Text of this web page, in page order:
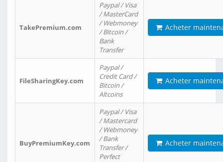
TakePremium.com
Paypal / Visa
/ MasterCard
/ Webmoney
/ Bitcoin /
Bank
Transfer
Acheter
FileSharingKey.com
Paypal /
Credit Card /
Bitcoin /
Altcoins
Acheter
BuyPremiumKey.com
Paypal / Visa
/ Mastercard
/ Webmoney
/ Bank
Transfer /
Perfect
Acheter